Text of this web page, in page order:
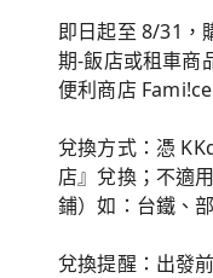
即日起至 8/31，
期-飯店或租車商
便利商店
兌換方式：憑
店』兌換；不適
鋪）如：台鐵、
兌換提醒：出發